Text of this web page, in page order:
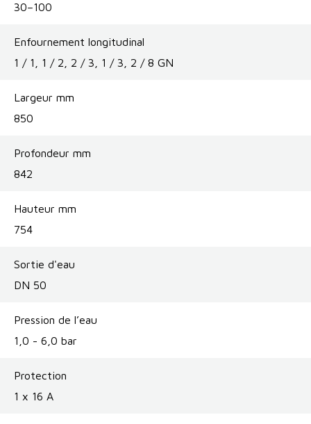
30–100
Enfournement longitudinal
1 / 1, 1 / 2, 2 / 3, 1 / 3, 2 / 8 GN
Largeur mm
850
Profondeur mm
842
Hauteur mm
754
Sortie d'eau
DN 50
Pression de l’eau
1,0 - 6,0 bar
Protection
1 x 16 A